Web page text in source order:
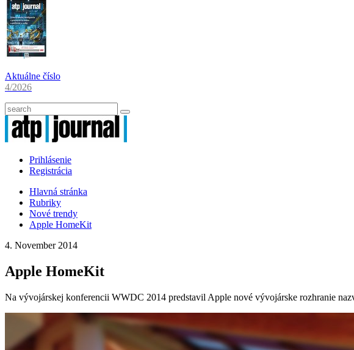
Aktuálne číslo
4/2026
Prihlásenie
Registrácia
Hlavná stránka
Rubriky
Nové trendy
Apple HomeKit
4. November 2014
Apple HomeKit
Na vývojárskej konferencii WWDC 2014 predstavil Apple nové vývojárske rozhranie